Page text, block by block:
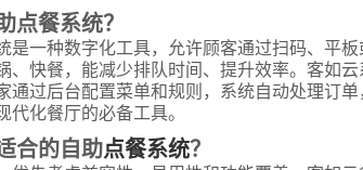
点餐系统？
是一种数字化工具，允许顾客通过扫码、平
、快餐，能减少排队时间、提升效率。客如
通过后台配置菜单和规则，系统自动处理订
代化餐厅的必备工具。
合的自助点餐系统？
*联系方式
+86